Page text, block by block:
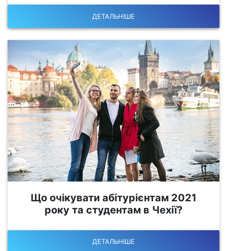
ДЕТАЛЬНІШЕ
Що очікувати абітурієнтам 2021
року та студентам в Чехії?
ДЕТАЛЬНІШЕ